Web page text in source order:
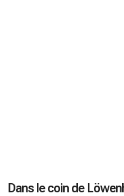
Dans le coin de